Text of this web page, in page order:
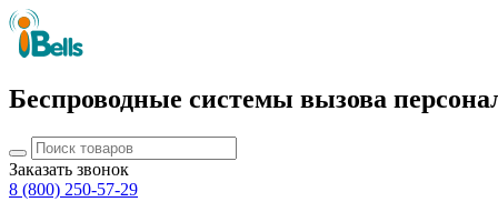
Беспроводные системы вызова
Заказать звонок
8 (800) 250-57-29